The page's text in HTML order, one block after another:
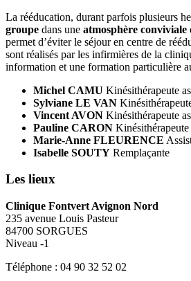
La rééducation, durant parfois plusieurs
groupe dans une atmosphère conviviale
permet d’éviter le séjour en centre de
sont réalisés par les infirmières de la
information et une formation particulière
Michel CAMU Kinésithérapeute
Sylviane LE VAN
Vincent AVON Kinésithérapeute
Pauline CARON Kinésithérapeute
Marie-Anne FLEURENCE
Isabelle SOUTY Remplaçante
Les lieux
Clinique Fontvert Avignon Nord
235 avenue Louis Pasteur
84700 SORGUES
Niveau -1
Téléphone : 04 90 32 52 02